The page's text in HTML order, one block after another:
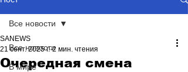
Все новости
В мире
Все новости
Очередная смена
SANEWS
21 сент. 2025 г. 2 мин. чтения